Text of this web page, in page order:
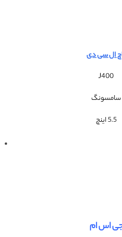
ال سی دی
J400
سامسونگ
5.5 اینچ
اس ام